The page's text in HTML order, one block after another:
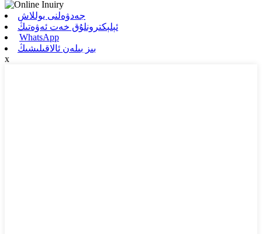
جەدۋەلنى يوللاش
ئېلېكترونلۇق خەت ئەۋەتىڭ
WhatsApp
بىز بىلەن ئالاقىلىشىڭ
x